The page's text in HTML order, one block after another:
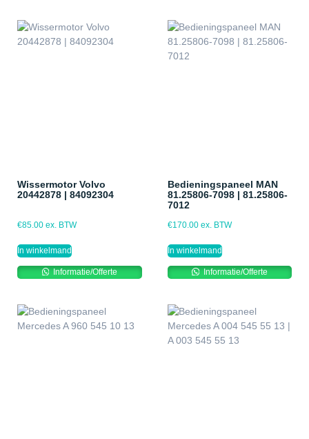
Wissermotor Volvo
20442878 | 84092304
€85.00 ex. BTW
In winkelmand
Informatie/Offerte
Bedieningspaneel MAN
81.25806-7098 | 81.25806-
7012
€170.00 ex. BTW
In winkelmand
Informatie/Offerte